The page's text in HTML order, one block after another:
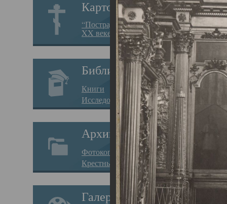
Картотека
“Пострадавшие за веру в
XX веке на Севере”
Библиотека
Книги
Исследования
Архив
Фотокопии дел
Крестные ходы
Галерея